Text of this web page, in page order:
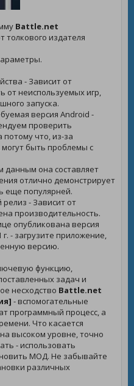
Battle.net
толкового издателя
- Зависит от
от неиспользуемых игр,
запуска.
версия Android -
проверить
что, из-за
быть проблемы с
данным она составляет
отлично демонстрирует
еще популярней.
- Зависит от
производительность.
опубликована версия
- загрузите приложение,
версию.
функцию,
задач и
несходство Battle.net
- вспомогательные
программный процесс, а
Что касается
высоком уровне, точно
- использовать
МОД. Не забывайте
различных